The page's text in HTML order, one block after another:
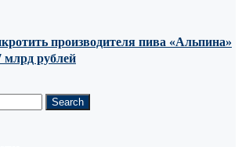
производителя пива «Альпина»
млрд рублей